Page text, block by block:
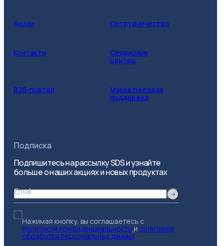
Акции Сотрудничество
Контакты
Сервисные
центры
B2B-портал
Маркетинговая
поддержка
Подписка
Подпишитесь на рассылку SDS и узнайте
больше о наших акциях и новых продуктах
Email
Нажимая кнопку, вы соглашаетесь с
политикой конфиденциальности и политикой
обработки персональных данных